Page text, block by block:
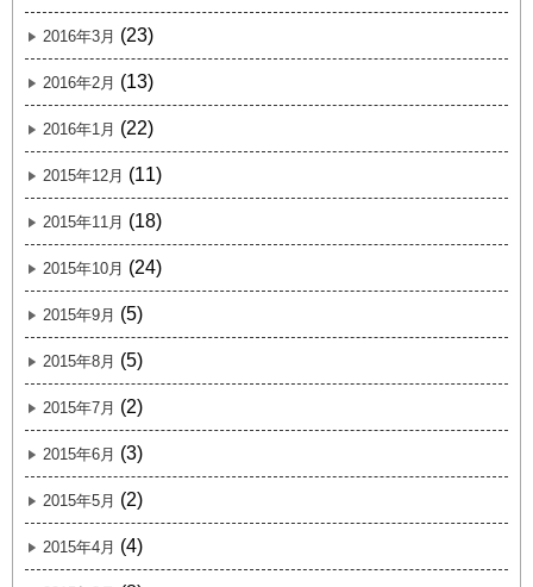
2016年3月 (23)
2016年2月 (13)
2016年1月 (22)
2015年12月 (11)
2015年11月 (18)
2015年10月 (24)
2015年9月 (5)
2015年8月 (5)
2015年7月 (2)
2015年6月 (3)
2015年5月 (2)
2015年4月 (4)